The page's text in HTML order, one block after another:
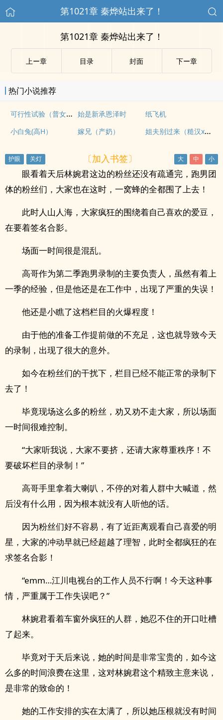
第1021章 秦烨站出来了！
第1021章 秦烨站出来了！
上ー章 目录 封面 下ー章
热门小说推荐
可行性试验（普女万人迷，NPH） 始是新承恩泽时
纸飞机
小白兔(高H）
嫁兄（产奶） 姐夫别过来（糙汉x软妹）
〔加入书签〕
眼看着天后林婉君这边的粉丝还没有疏通完，跑男团
体的粉丝们，大家也在这时，一窝蜂的全都围了上去！
此时人山人海，大家疯狂的围绕着自己喜欢的爱豆，
在要着签名合影。
场面一时间很是混乱。
高哥作为第二季跑男录制的主要负责人，虽然有着上
一季的经验，但是他还是在工作中，出现了严重的失误！
他还是小瞧了这档栏目的火爆程度！
由于他的准备工作提前做的不充足，这也就导致今天
的录制，出现了很大的意外。
如今在粉丝们的干扰下，栏目已经不能正常的录制下
去了！
毕竟现场这么多的粉丝，劝又劝不走大家，所以场面
一时间很难控制。
“大家听我说，大家不要挤，还请大家尊重秩序！不
要破坏栏目的录制！”
高哥手里拿着大喇叭，不停的对着人群中大喊道，然
后没有什么用，因为根本就没有人听他的话。
因为粉丝们好不容易，有了近距离观看自己喜爱的明
星，大家的冲动早就已经超越了理智，此时全都疯狂的在
求签名合影！
“emm…江川电视台的工作人员不行啊！今天这种事
情，严重属于工作失误吧？”
林婉君看着车窗外疯狂的人群，她忍不住的开口吐槽
了起来。
毕竟对于天后来说，她的时间是非常宝贵的，如今这
么多的时间浪费在这里，这对林婉君这个精致主意来说，
是非常的致命的！
她的工作安排的实在太满了，所以她压根就没有时间